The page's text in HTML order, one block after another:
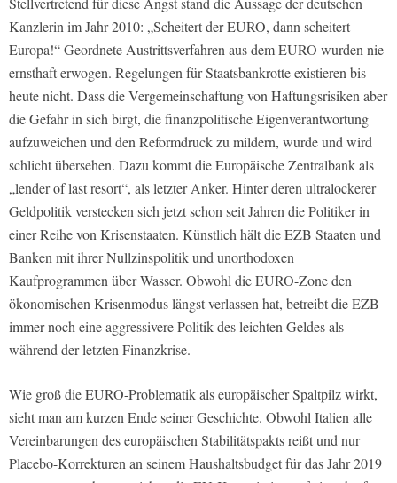
Kanzlerin im Jahr 2010: „Scheitert der EURO, dann scheitert
Europa!“ Geordnete Austrittsverfahren aus dem EURO wurden nie
ernsthaft erwogen. Regelungen für Staatsbankrotte existieren bis
heute nicht. Dass die Vergemeinschaftung von Haftungsrisiken aber
die Gefahr in sich birgt, die finanzpolitische Eigenverantwortung
aufzuweichen und den Reformdruck zu mildern, wurde und wird
schlicht übersehen. Dazu kommt die Europäische Zentralbank als
„lender of last resort“, als letzter Anker. Hinter deren ultralockerer
Geldpolitik verstecken sich jetzt schon seit Jahren die Politiker in
einer Reihe von Krisenstaaten. Künstlich hält die EZB Staaten und
Banken mit ihrer Nullzinspolitik und unorthodoxen
Kaufprogrammen über Wasser. Obwohl die EURO-Zone den
ökonomischen Krisenmodus längst verlassen hat, betreibt die EZB
immer noch eine aggressivere Politik des leichten Geldes als
während der letzten Finanzkrise.
Wie groß die EURO-Problematik als europäischer Spaltpilz wirkt,
sieht man am kurzen Ende seiner Geschichte. Obwohl Italien alle
Vereinbarungen des europäischen Stabilitätspakts reißt und nur
Placebo-Korrekturen an seinem Haushaltsbudget für das Jahr 2019